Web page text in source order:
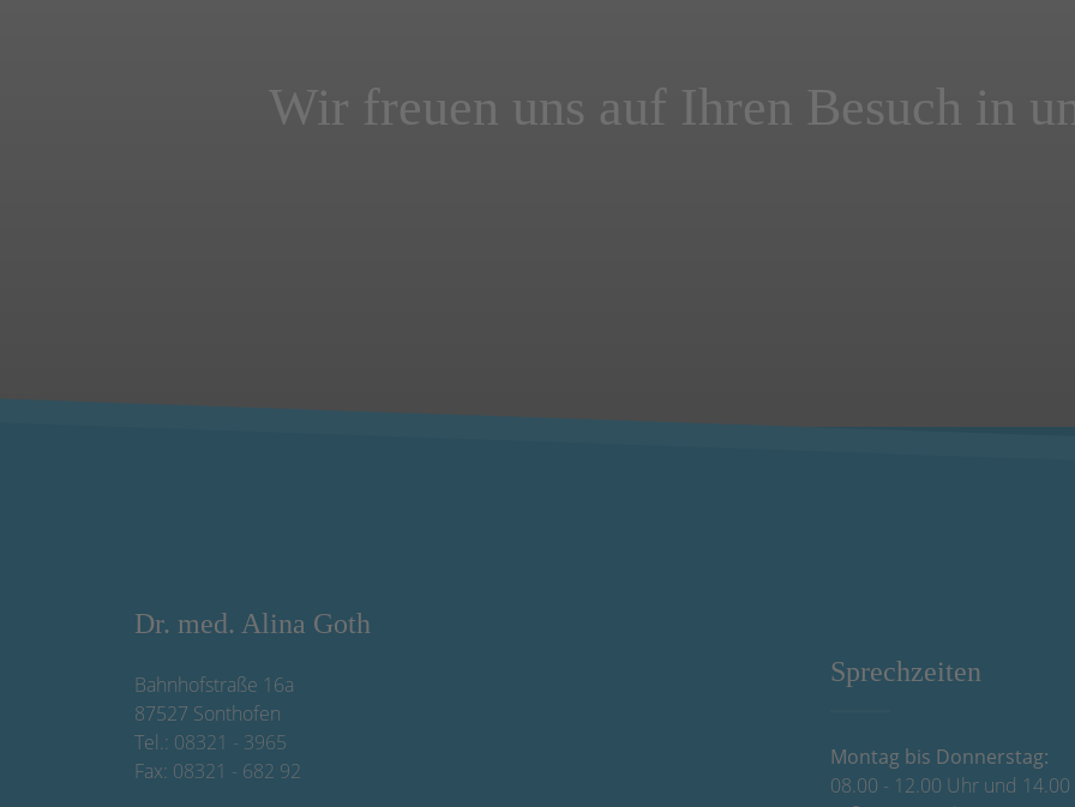
Wir freuen uns auf Ihren Besuch in
Dr. med. Alina Goth
Bahnhofstraße 16a
87527 Sonthofen
Tel.: 08321 - 3965
Fax: 08321 - 682 92
Sprechzeiten
Montag bis Donnerstag:
08.00 - 12.00 Uhr und